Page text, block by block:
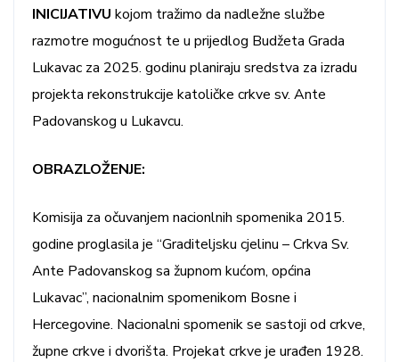
INICIJATIVU kojom tražimo da nadležne službe
razmotre mogućnost te u prijedlog Budžeta Grada
Lukavac za 2025. godinu planiraju sredstva za izradu
projekta rekonstrukcije katoličke crkve sv. Ante
Padovanskog u Lukavcu.
OBRAZLOŽENJE:
Komisija za očuvanjem nacionlnih spomenika 2015.
godine proglasila je “Graditeljsku cjelinu – Crkva Sv.
Ante Padovanskog sa župnom kućom, općina
Lukavac”, nacionalnim spomenikom Bosne i
Hercegovine. Nacionalni spomenik se sastoji od crkve,
župne crkve i dvorišta. Projekat crkve je urađen 1928.